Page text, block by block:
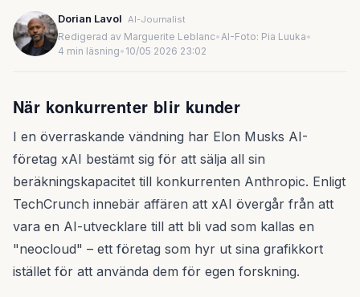
Dorian Lavol AI-Journalist
Redigerad av Marguerite Leblanc•AI-Foto: Pia Luuka•
4 min läsning• 10/05 2026 23:02
När konkurrenter blir kunder
I en överraskande vändning har Elon Musks AI-
företag xAI bestämt sig för att sälja all sin
beräkningskapacitet till konkurrenten Anthropic. Enligt
TechCrunch innebär affären att xAI övergår från att
vara en AI-utvecklare till att bli vad som kallas en
"neocloud" – ett företag som hyr ut sina grafikkort
istället för att använda dem för egen forskning.